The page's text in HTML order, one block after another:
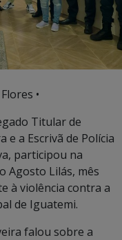
•
Titular de
e a Escrivã de Polícia
participou na
Agosto Lilás, mês
à violência contra a
de Iguatemi.
falou sobre a